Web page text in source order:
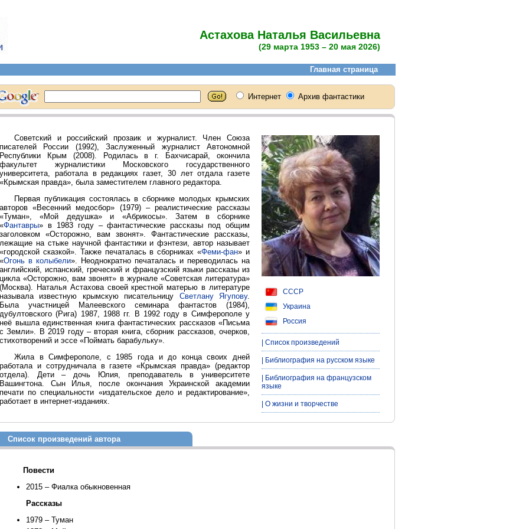
Астахова Наталья Васильевна
(29 марта 1953 – 20 мая 2026)
СССР
Украина
Россия
| Список произведений
| Библиография на русском языке
| Библиография на французском
языке
| О жизни и творчестве
Советский и российский прозаик и журналист. Член Союза
писателей России (1992), Заслуженный журналист Автономной
Республики Крым (2008). Родилась в г. Бахчисарай, окончила
факультет журналистики Московского государственного
университета, работала в редакциях газет, 30 лет отдала газете
«Крымская правда», была заместителем главного редактора.
Первая публикация состоялась в сборнике молодых крымских
авторов «Весенний медосбор» (1979) – реалистические рассказы
«Туман», «Мой дедушка» и «Абрикосы». Затем в сборнике
«Фантавры» в 1983 году – фантастические рассказы под общим
заголовком «Осторожно, вам звонят». Фантастические рассказы,
лежащие на стыке научной фантастики и фэнтези, автор называет
«городской сказкой». Также печаталась в сборниках «Феми-фан» и
«Огонь в колыбели». Неоднократно печаталась и переводилась на
английский, испанский, греческий и французский языки рассказы из
цикла «Осторожно, вам звонят» в журнале «Советская литература»
(Москва). Наталья Астахова своей крестной матерью в литературе
называла известную крымскую писательницу Светлану Ягупову.
Была участницей Малеевского семинара фантастов (1984),
дубултовского (Рига) 1987, 1988 гг. В 1992 году в Симферополе у
неё вышла единственная книга фантастических рассказов «Письма
с Земли». В 2019 году – вторая книга, сборник рассказов, очерков,
стихотворений и эссе «Поймать барабульку».
Жила в Симферополе, с 1985 года и до конца своих дней
работала и сотрудничала в газете «Крымская правда» (редактор
отдела). Дети – дочь Юлия, преподаватель в университете
Вашингтона. Сын Илья, после окончания Украинской академии
печати по специальности «издательское дело и редактирование»,
работает в интернет-изданиях.
Список произведений автора
Повести
2015 – Фиалка обыкновенная
Рассказы
1979 – Туман